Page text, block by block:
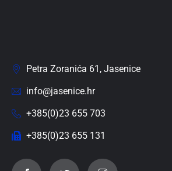
Petra Zoranića 61, Jasenice
info@jasenice.hr
+385(0)23 655 703
+385(0)23 655 131